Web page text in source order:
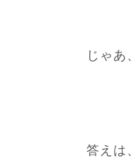
じゃ
答えは